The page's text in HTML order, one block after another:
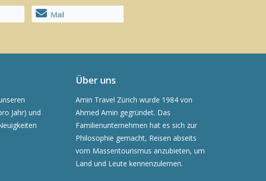
Mail
Jahr) und
Über uns
Amin Travel Zürich wurde 1984 von
Ahmed Amin gegründet. Das
Familienunternehmen hat es sich zur
Philosophie gemacht, Reisen abseits
vom Massentourismus anzubieten, um
Land und Leute kennenzulernen.